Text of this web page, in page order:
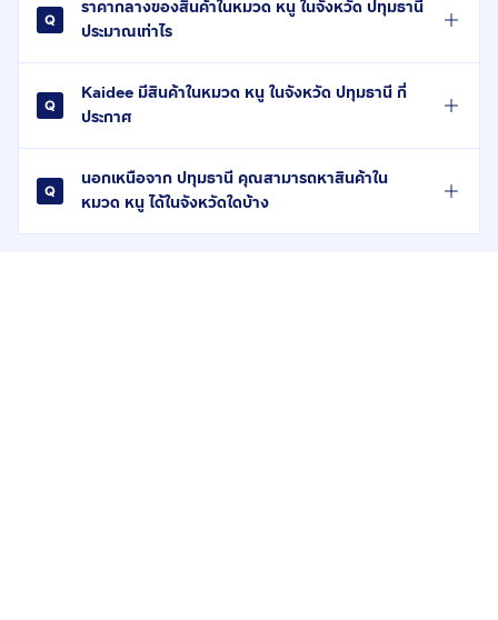
ราคากลางของสินค้าในหมวด หนู ในจังหวัด ปทุมธานี
ประมาณเท่าไร
Kaidee มีสินค้าในหมวด หนู ในจังหวัด ปทุมธานี กี่
ประกาศ
นอกเหนือจาก ปทุมธานี คุณสามารถหาสินค้าใน
หมวด หนู ได้ในจังหวัดใดบ้าง